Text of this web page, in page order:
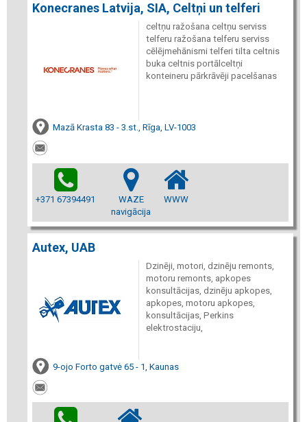
Konecranes Latvija, SIA, Celtņi un telferi
celtņu ražošana celtņu serviss
telferu ražošana telferu serviss
cēlējmehānismi telferi tilta celtnis
buka celtnis portālceltņi
konteineru pārkrāvēji pacelšanas
Mazā Krasta 83 - 3.st., Rīga, LV-1003
+371 67394491
WAZE
navigācija
WWW
Autex, UAB
Dzinēji, motori, dzinēju remonts,
motoru remonts, apkopes
konsultācijas, dzinēju apkopes,
apkopes, motoru apkopes,
konsultācijas, Perkins
elektrostaciju,
9-ojo Forto gatvė 65 - 1, Kaunas